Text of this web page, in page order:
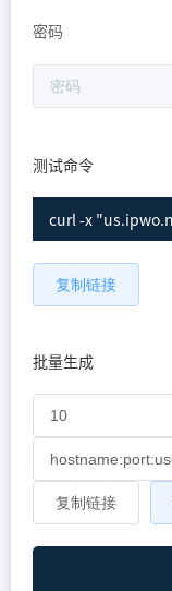
密码
测试命令
curl -x
复制链接
批量生成
复制链接